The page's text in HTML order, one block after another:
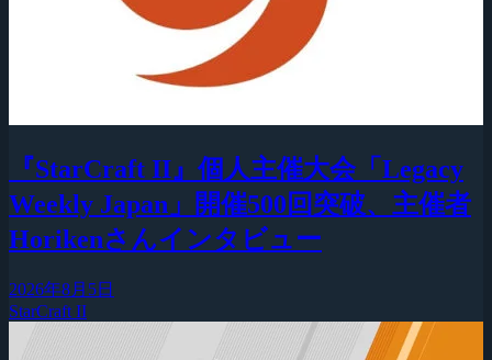
『StarCraft II』個人主催大会「Legacy
Weekly Japan」開催500回突破、主催者
Horikenさんインタビュー
2026年8月5日
StarCraft II